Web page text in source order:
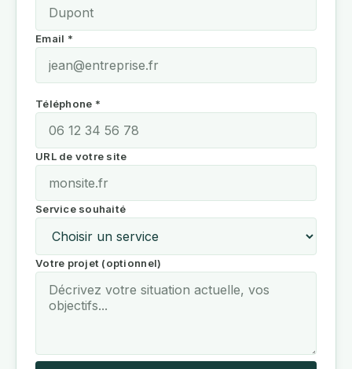
Email *
Téléphone *
URL de votre site
Service souhaité
Votre projet (optionnel)